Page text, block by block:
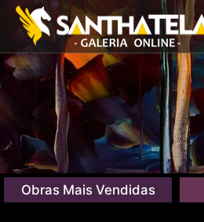
Obras Mais Vendidas